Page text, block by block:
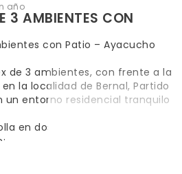
año
3 AMBIENTES CON
con Patio – Ayacucho
de 3 ambientes, con frente a la
la localidad de Bernal, Partido
un entorno residencial tranquilo
en dos plantas y cuenta con